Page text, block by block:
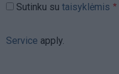
Sutinku su taisyklėmis
Service apply.